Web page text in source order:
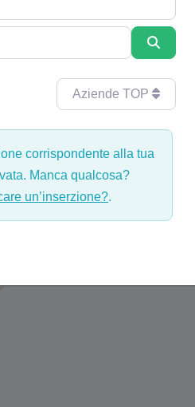
Aziende TOP
corrispondente alla tua
Manca qualcosa?
un’inserzione?.